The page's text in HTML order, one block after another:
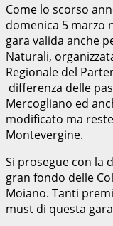
Come lo scorso
domenica 5 marzo
gara valida anche
Naturali,
Regionale del
differenza delle
Mercogliano ed
modificato ma
Montevergine.
Si prosegue con la
gran fondo delle
Moiano. Tanti
must di questa